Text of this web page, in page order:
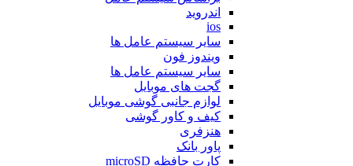
اندروید
ios
سایر سیستم عامل ها
ویندوز فون
سایر سیستم عامل ها
گجت های موبایل
لوازم جانبی گوشی موبایل
کیف و کاور گوشی
هنزفری
پاور بانک
کارت حافظه microSD